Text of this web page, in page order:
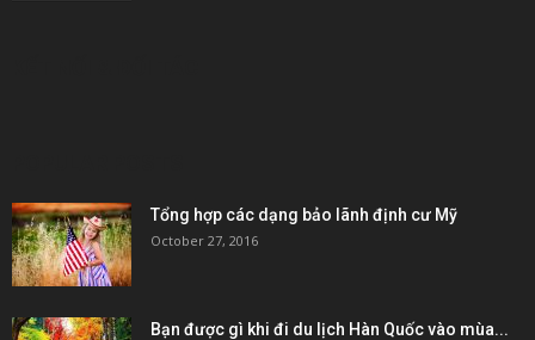
Tổng hợp các dạng bảo lãnh định cư Mỹ
October 27, 2016
Bạn được gì khi đi du lịch Hàn Quốc vào mùa...